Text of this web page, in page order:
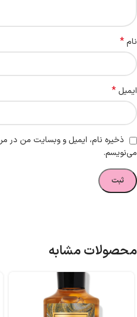
نام*
ایمیل *
ذخیره نام، ایمیل و وبسایت من در
می‌نویسم.
محصولات مشابه